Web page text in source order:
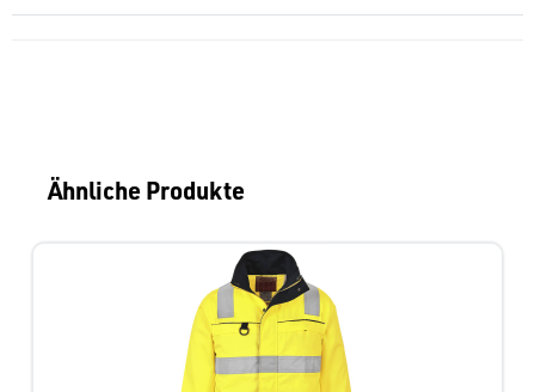
Produktgalerie überspringen
Ähnliche Produkte